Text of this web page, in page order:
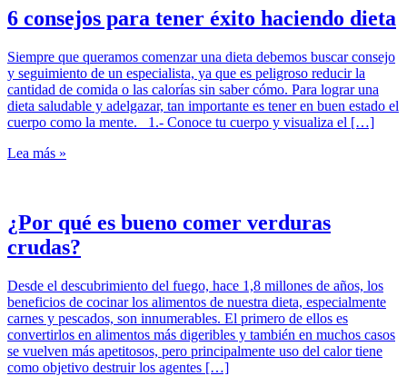
6 consejos para tener éxito haciendo dieta
Siempre que queramos comenzar una dieta debemos buscar consejo
y seguimiento de un especialista, ya que es peligroso reducir la
cantidad de comida o las calorías sin saber cómo. Para lograr una
dieta saludable y adelgazar, tan importante es tener en buen estado el
cuerpo como la mente. 1.- Conoce tu cuerpo y visualiza el […]
Lea más »
¿Por qué es bueno comer verduras
crudas?
Desde el descubrimiento del fuego, hace 1,8 millones de años, los
beneficios de cocinar los alimentos de nuestra dieta, especialmente
carnes y pescados, son innumerables. El primero de ellos es
convertirlos en alimentos más digeribles y también en muchos casos
se vuelven más apetitosos, pero principalmente uso del calor tiene
como objetivo destruir los agentes […]